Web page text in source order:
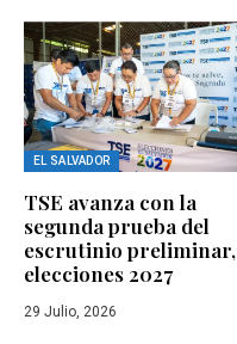
EL SALVADOR
TSE avanza con la
segunda prueba del
escrutinio preliminar,
elecciones 2027
29 Julio, 2026